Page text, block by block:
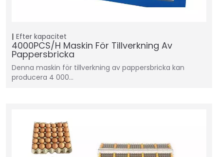
Efter kapacitet
4000PCS/H Maskin För Tillverkning Av
Pappersbricka
Denna maskin för tillverkning av pappersbricka kan
producera 4 000…